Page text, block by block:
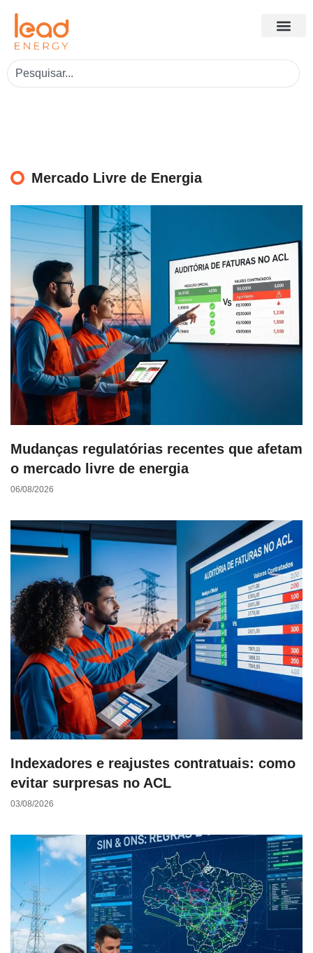
Mercado Livre de Energia
Mudanças regulatórias recentes que afetam
o mercado livre de energia
06/08/2026
Indexadores e reajustes contratuais: como
evitar surpresas no ACL
03/08/2026